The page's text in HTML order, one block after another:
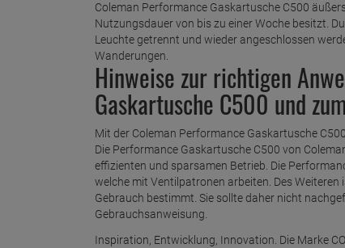
Coleman Performance Gaskartusche C500
Nutzungsdauer von bis zu einer Woche besitzt.
Leuchte getrennt und wieder angeschlossen
Wanderungen.
Hinweise zur richtigen
Gaskartusche C500 und
Mit der Coleman Performance Gaskartusche
Die Performance Gaskartusche C500 von
effizienten und sparsamen Betrieb. Die
welche mit Ventilpatronen arbeiten. Des
Gebrauch bestimmt. Sie sollte daher nicht
Gebrauchsanweisung.
Inspiration, Entwicklung, Innovation. Die Marke